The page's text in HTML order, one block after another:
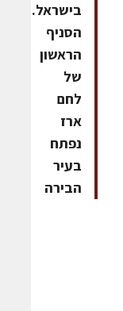
בישראל.
הסניף
הראשון
של
לחם
ארז
נפתח
בעיר
הבירה